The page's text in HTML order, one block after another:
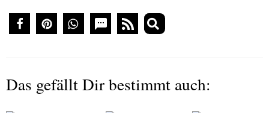
Das gefällt Dir bestimmt auch: